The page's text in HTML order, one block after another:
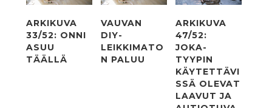
ARKIKUVA
33/52: ONNI
ASUU
TÄÄLLÄ
VAUVAN
DIY-
LEIKKIMATO
N PALUU
ARKIKUVA
47/52:
JOKA-
TYYPIN
KÄYTETTÄVI
SSÄ OLEVAT
LAAVUT JA